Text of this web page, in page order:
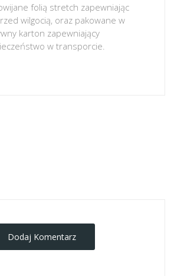
folią stretch zapewniając
wilgocią, oraz pakowane w
karton zapewniający
w transporcie.
Dodaj Komentarz